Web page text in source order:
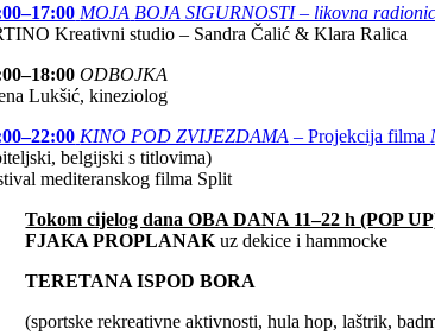
MOJA BOJA SIGURNOSTI – likovna
Kreativni studio – Sandra Čalić & Klara Ralica
ODBOJKA
Lukšić, kineziolog
KINO POD ZVIJEZDAMA – Projekcija filma
belgijski s titlovima)
mediteranskog filma Split
Tokom cijelog dana OBA DANA 11–22 h (POP
FJAKA PROPLANAK uz dekice i hammocke
TERETANA ISPOD BORA
(sportske rekreativne aktivnosti, hula hop, laštrik,